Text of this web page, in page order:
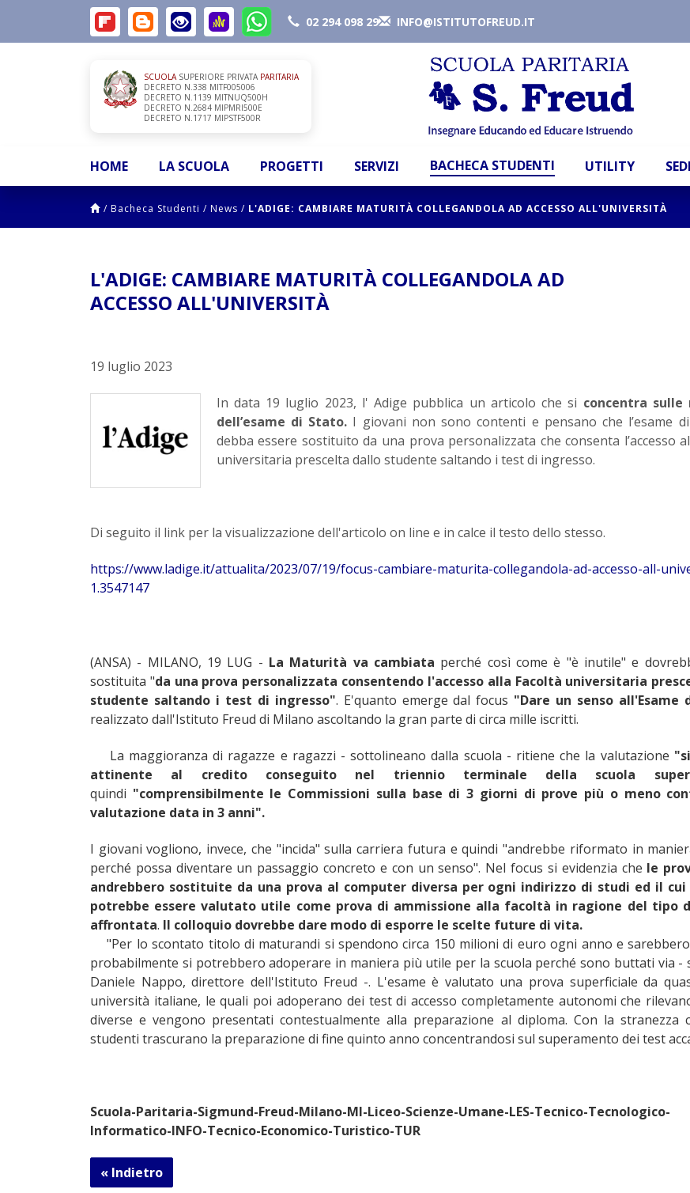
02 294 098 29 INFO@ISTITUTOFREUD.IT
SCUOLASUPERIORE PRIVATA PARITARIA
DECRETO N.338 MITF005006
DECRETO N.1139 MITNUQ500H
DECRETO N.2684 MIPMRI500E
DECRETO N.1717 MIPSTF500R
HOME LA SCUOLA PROGETTI SERVIZI BACHECA STUDENTI UTILITY
/ Bacheca Studenti / News / L'ADIGE: CAMBIARE MATURITÀ COLLEGANDOLA AD ACCESSO ALL'UNIVERSITÀ
L'ADIGE: CAMBIARE MATURITÀ COLLEGANDOLA AD
ACCESSO ALL'UNIVERSITÀ
19 luglio 2023
In data 19 luglio 2023, l' Adige pubblica un articolo che si concentra sulle
dell’esame di Stato. I giovani non sono contenti e pensano che l’esame
debba essere sostituito da una prova personalizzata che consenta l’accesso
universitaria prescelta dallo studente saltando i test di ingresso.
Di seguito il link per la visualizzazione dell'articolo on line e in calce il testo dello stesso.
https://www.ladige.it/attualita/2023/07/19/focus-cambiare-maturita-collegandola-ad-accesso-all-
1.3547147
(ANSA) - MILANO, 19 LUG - La Maturità va cambiata perché così come è "è inutile" e
sostituita "da una prova personalizzata consentendo l'accesso alla Facoltà universitaria
studente saltando i test di ingresso". E'quanto emerge dal focus "Dare un senso all'Esame
realizzato dall'Istituto Freud di Milano ascoltando la gran parte di circa mille iscritti.
La maggioranza di ragazze e ragazzi - sottolineano dalla scuola - ritiene che la valutazione
attinente al credito conseguito nel triennio terminale della scuola
quindi "comprensibilmente le Commissioni sulla base di 3 giorni di prove più o meno
valutazione data in 3 anni".
I giovani vogliono, invece, che "incida" sulla carriera futura e quindi "andrebbe riformato in
perché possa diventare un passaggio concreto e con un senso". Nel focus si evidenzia che le
andrebbero sostituite da una prova al computer diversa per ogni indirizzo di studi ed il
potrebbe essere valutato utile come prova di ammissione alla facoltà in ragione del tipo
affrontata. Il colloquio dovrebbe dare modo di esporre le scelte future di vita.
"Per lo scontato titolo di maturandi si spendono circa 150 milioni di euro ogni anno e
probabilmente si potrebbero adoperare in maniera più utile per la scuola perché sono buttati via -
Daniele Nappo, direttore dell'Istituto Freud -. L'esame è valutato una prova superficiale da
università italiane, le quali poi adoperano dei test di accesso completamente autonomi che
diverse e vengono presentati contestualmente alla preparazione al diploma. Con la stranezza
studenti trascurano la preparazione di fine quinto anno concentrandosi sul superamento dei test
Scuola-Paritaria-Sigmund-Freud-Milano-MI-Liceo-Scienze-Umane-LES-Tecnico-Tecnologico-
Informatico-INFO-Tecnico-Economico-Turistico-TUR
« Indietro